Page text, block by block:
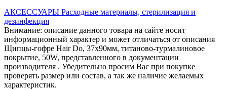
АКСЕССУАРЫ Расходные материалы, стерилизация и
дезинфекция
Внимание: описание данного товара на сайте носит
информационный характер и может отличаться от описания
Щипцы-гофре Hair Do, 37х90мм, титаново-турмалиновое
покрытие, 50W, представленного в документации
производителя . Убедительно просим Вас при покупке
проверять размер или состав, а так же наличие желаемых
характеристик.